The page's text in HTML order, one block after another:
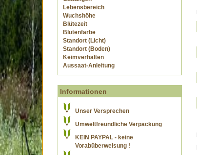
Lebensbereich
Wuchshöhe
Blütezeit
Blütenfarbe
Standort (Licht)
Standort (Boden)
Keimverhalten
Aussaat-Anleitung
Informationen
Unser Versprechen
Umweltfreundliche Verpackung
KEIN PAYPAL - keine
Vorabüberweisung !